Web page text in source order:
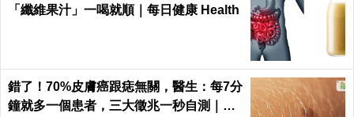
「纖維果汁」一喝就順｜每日健康 Health
錯了！70%皮膚癌跟痣無關，醫生：每7分
鐘就多一個患者，三大徵兆一秒自測｜每